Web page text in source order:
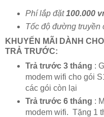
Phí lắp đặt100.000
Tốc độ đường truyền
KHUYẾN MÃI DÀNH
TRẢ TRƯỚC:
Trả trước 3 tháng :
modem wifi cho gói
các gói còn lại
Trả trước 6 tháng :
modem wifi. Tặng 1